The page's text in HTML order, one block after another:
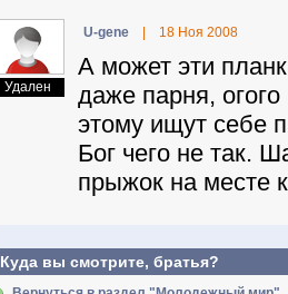
Удален
U-gene 18 Ноя 2008
А может эти
даже парня,
этому ищут себе
Бог чего не так.
прыжок на месте
Куда вы смотрите, братья?